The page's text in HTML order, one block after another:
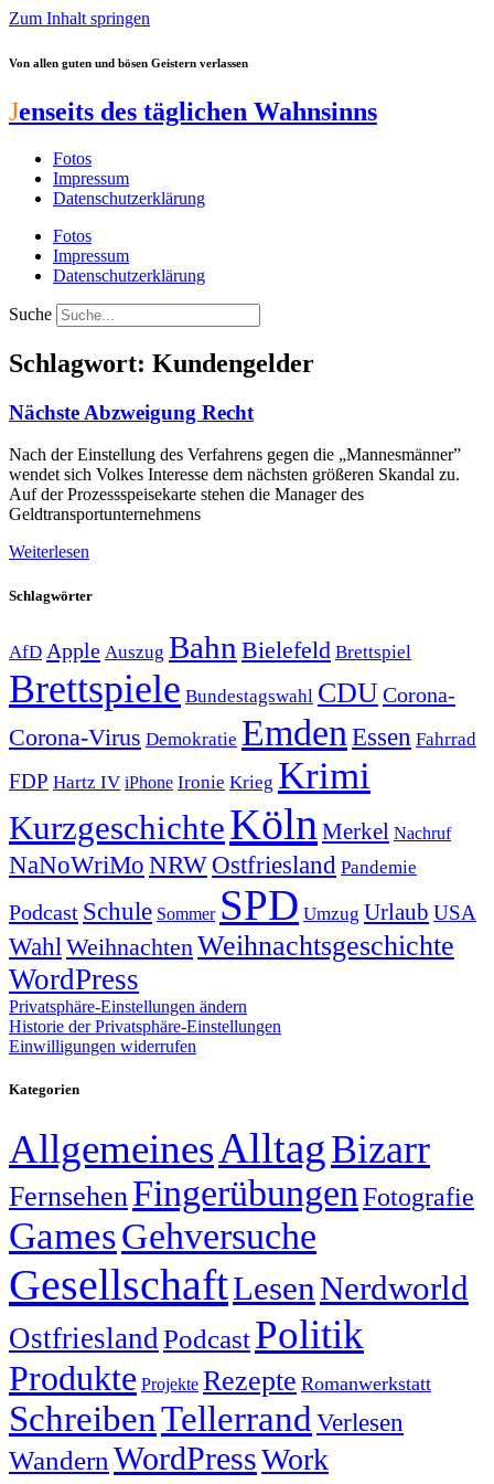
Zum Inhalt springen
Von allen guten und bösen Geistern verlassen
Jenseits des täglichen Wahnsinns
Fotos
Impressum
Datenschutzerklärung
Fotos
Impressum
Datenschutzerklärung
Suche
Schlagwort: Kundengelder
Nächste Abzweigung Recht
Nach der Einstellung des Verfahrens gegen die „Mannesmänner”
wendet sich Volkes Interesse dem nächsten größeren Skandal zu.
Auf der Prozessspeisekarte stehen die Manager des
Geldtransportunternehmens
Weiterlesen
Schlagwörter
AfD Apple Auszug Bahn Bielefeld Brettspiel
Brettspiele Bundestagswahl CDUCorona-
Corona-Virus Demokratie Emden Essen Fahrrad
FDP Hartz IV iPhone Ironie Krieg Krimi
KurzgeschichteKöln Merkel Nachruf
NaNoWriMo NRWOstfriesland Pandemie
Podcast Schule Sommer SPD Umzug Urlaub USA
Wahl Weihnachten Weihnachtsgeschichte
WordPress
Privatsphäre-Einstellungen ändern
Historie der Privatsphäre-Einstellungen
Einwilligungen widerrufen
Kategorien
AllgemeinesAlltagBizarr
FernsehenFingerübungen Fotografie
GamesGehversuche
GesellschaftLesenNerdworld
OstfrieslandPodcastPolitik
Produkte Projekte Rezepte Romanwerkstatt
SchreibenTellerrand Verlesen
Wandern WordPressWork